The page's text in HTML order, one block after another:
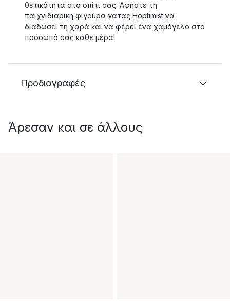
θετικότητα στο σπίτι σας. Αφήστε τη
παιχνιδιάρικη φιγούρα γάτας Hoptimist να
διαδώσει τη χαρά και να φέρει ένα χαμόγελο στο
πρόσωπό σας κάθε μέρα!
Προδιαγραφές
Άρεσαν και σε άλλους